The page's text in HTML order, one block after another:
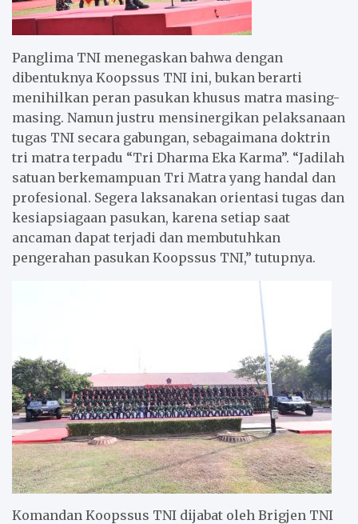
Panglima TNI menegaskan bahwa dengan
dibentuknya Koopssus TNI ini, bukan berarti
menihilkan peran pasukan khusus matra masing-
masing. Namun justru mensinergikan pelaksanaan
tugas TNI secara gabungan, sebagaimana doktrin
tri matra terpadu “Tri Dharma Eka Karma”. “Jadilah
satuan berkemampuan Tri Matra yang handal dan
profesional. Segera laksanakan orientasi tugas dan
kesiapsiagaan pasukan, karena setiap saat
ancaman dapat terjadi dan membutuhkan
pengerahan pasukan Koopssus TNI,” tutupnya.
Komandan Koopssus TNI dijabat oleh Brigjen TNI